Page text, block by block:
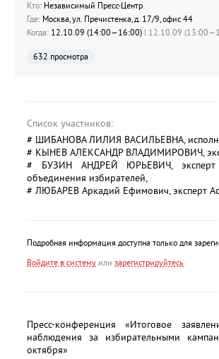
Кто: Независимый Пресс-Центр
Где: Москва, ул. Пречистенка, д. 17/9, офис 44
Когда: 12.10.09 (14:00—16:00) | 12.10.09
632 просмотра
Список участников:
# ШИБАНОВА ЛИЛИЯ ВАСИЛЬЕВНА,
# КЫНЕВ АЛЕКСАНДР ВЛАДИМИРОВИЧ,
# БУЗИН АНДРЕЙ ЮРЬЕВИЧ, эксперт
объединения избирателей,
# ЛЮБАРЕВ Аркадий Ефимович, эксперт
Подробная информация доступна только для
Войдите в систему или зарегистрируйтесь
Пресс-конференция «Итоговое
наблюдения за избирательными
октября»